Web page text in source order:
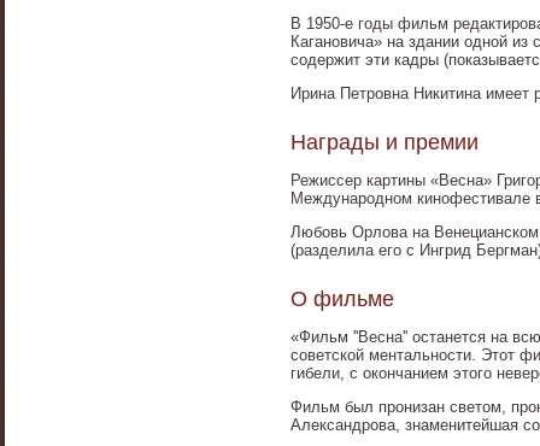
В 1950-е годы фильм
Кагановича» на здании одной
содержит эти кадры
Ирина Петровна Никитина
Награды и премии
Режиссер картины «Весна»
Международном кинофестивале
Любовь Орлова на
(разделила его с Ингрид
О фильме
«Фильм ''Весна'' останется на
советской ментальности. Этот
гибели, с окончанием этого
Фильм был пронизан светом,
Александрова, знаменитейшая